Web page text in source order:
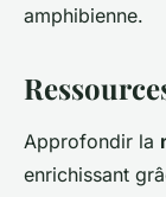
amphibienne.
Approfondir la
enrichissant